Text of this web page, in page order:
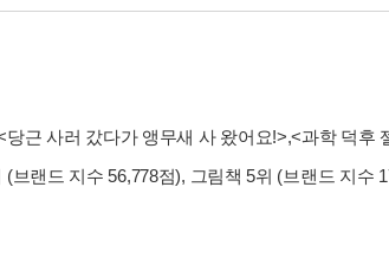
당근 사러 갔다가 앵무새 사 왔어요!>,<과학 덕후
브랜드 지수 56,778점), 그림책 5위 (브랜드 지수